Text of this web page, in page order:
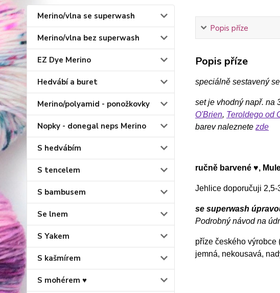
Merino/vlna se superwash
Merino/vlna bez superwash
EZ Dye Merino
Hedvábí a buret
Merino/polyamid - ponožkovky
Nopky - donegal neps Merino
S hedvábím
S tencelem
S bambusem
Se lnem
S Yakem
S kašmírem
S mohérem ♥
Popis příze
Popis příze
speciálně sestavený
set je vhodný např. na
O'Brien, Teroldego od
barev naleznete zde
ručně barvené ♥,
Jehlice doporučuji 2,5-
se superwash
Podrobný návod na
příze českého výrobce
jemná, nekousavá,